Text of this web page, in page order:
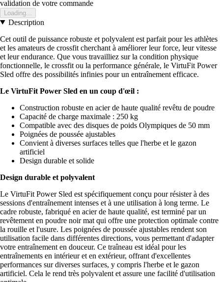
validation de votre commande
Loading...
Description
Cet outil de puissance robuste et polyvalent est parfait pour les athlètes
et les amateurs de crossfit cherchant à améliorer leur force, leur vitesse
et leur endurance. Que vous travailliez sur la condition physique
fonctionnelle, le crossfit ou la performance générale, le VirtuFit Power
Sled offre des possibilités infinies pour un entraînement efficace.
Le VirtuFit Power Sled en un coup d'œil :
Construction robuste en acier de haute qualité revêtu de poudre
Capacité de charge maximale : 250 kg
Compatible avec des disques de poids Olympiques de 50 mm
Poignées de poussée ajustables
Convient à diverses surfaces telles que l'herbe et le gazon
artificiel
Design durable et solide
Design durable et polyvalent
Le VirtuFit Power Sled est spécifiquement conçu pour résister à des
sessions d'entraînement intenses et à une utilisation à long terme. Le
cadre robuste, fabriqué en acier de haute qualité, est terminé par un
revêtement en poudre noir mat qui offre une protection optimale contre
la rouille et l'usure. Les poignées de poussée ajustables rendent son
utilisation facile dans différentes directions, vous permettant d'adapter
votre entraînement en douceur. Ce traîneau est idéal pour les
entraînements en intérieur et en extérieur, offrant d'excellentes
performances sur diverses surfaces, y compris l'herbe et le gazon
artificiel. Cela le rend très polyvalent et assure une facilité d'utilisation